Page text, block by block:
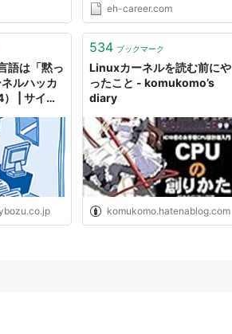
eh-career.com
語は「黙っ
ルハッカ
| サイボ
534 ブックマーク
Linuxカーネルを読む前にや
ったこと - komukomo’s
diary
komukomo.hatenablog.com